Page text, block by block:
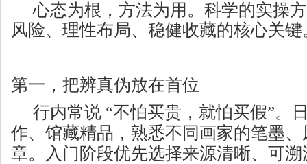
心态为根，方法为用。科学的实操
风险、理性布局、稳健收藏的核心关键
第一， 把辨真伪放在首位
行内常说 “不怕买贵，就怕买假”。
作、馆藏精品，熟悉不同画家的笔墨
章。入门阶段优先选择来源清晰、可